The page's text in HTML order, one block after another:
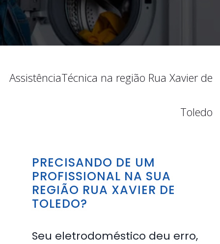
AssistênciaTécnica na região Rua Xavier de
Toledo
PRECISANDO DE UM
PROFISSIONAL NA SUA
REGIÃO RUA XAVIER DE
TOLEDO?
Seu eletrodoméstico deu erro,